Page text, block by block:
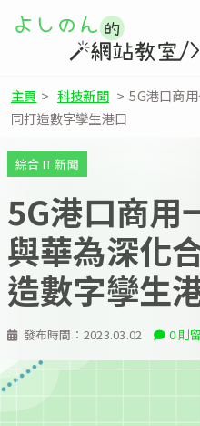
主頁 > 科技新聞 > 5G港口商
同打造數字孿生港口
發布時間： 2023.03.02 0 則
綜合 IT 新聞
5G港口商用
與華為深化
造數字孿生